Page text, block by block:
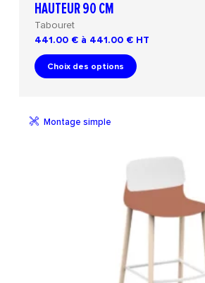
HAUTEUR 90 CM
Tabouret
441.00 € à 441.00 € HT
Choix des options
Montage simple